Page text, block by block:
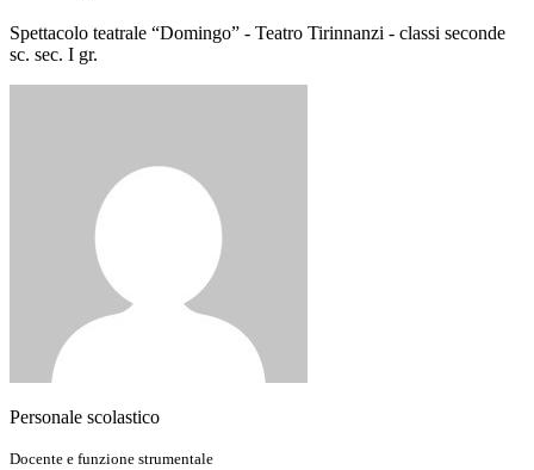
Spettacolo teatrale “Domingo” - Teatro Tirinnanzi - classi seconde
sc. sec. I gr.
Personale scolastico
Docente e funzione strumentale